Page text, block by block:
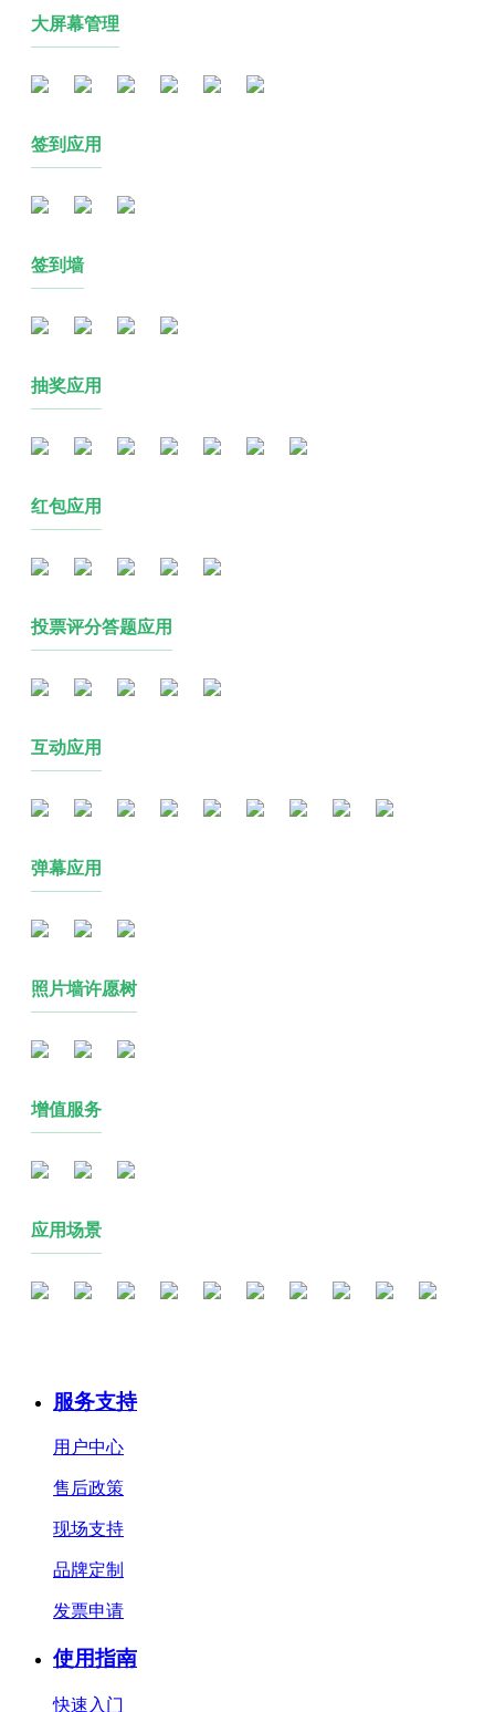
大屏幕管理
签到应用
签到墙
抽奖应用
红包应用
投票评分答题应用
互动应用
弹幕应用
照片墙许愿树
增值服务
应用场景
服务支持
用户中心
售后政策
现场支持
品牌定制
发票申请
使用指南
快速入门